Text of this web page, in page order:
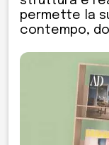
permette la
contempo,